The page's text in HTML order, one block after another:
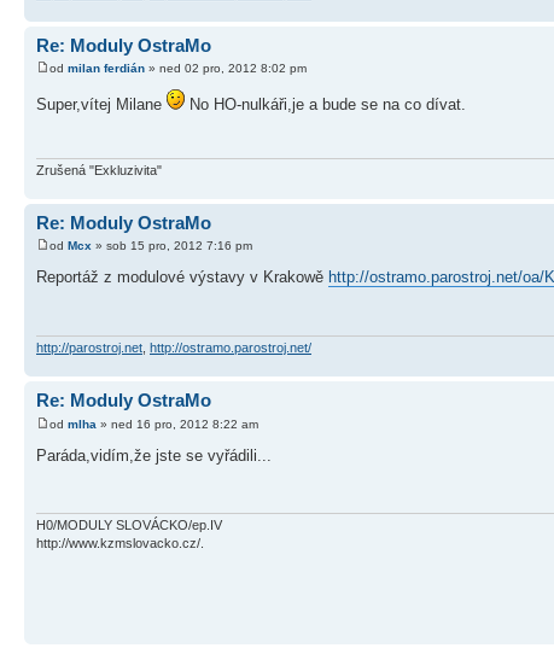
Re: Moduly OstraMo
od milan ferdián » ned 02 pro, 2012 8:02 pm
Super,vítej Milane No HO-nulkáři,je a bude se na co dívat.
Zrušená "Exkluzivita"
Re: Moduly OstraMo
od Mcx » sob 15 pro, 2012 7:16 pm
Reportáž z modulové výstavy v Krakowě http://ostramo.parostroj.net/oa/
http://parostroj.net http://ostramo.parostroj.net/
Re: Moduly OstraMo
od mlha » ned 16 pro, 2012 8:22 am
Paráda,vidím,že jste se vyřádili...
H0/MODULY SLOVÁCKO/ep.IV
http://www.kzmslovacko.cz/.